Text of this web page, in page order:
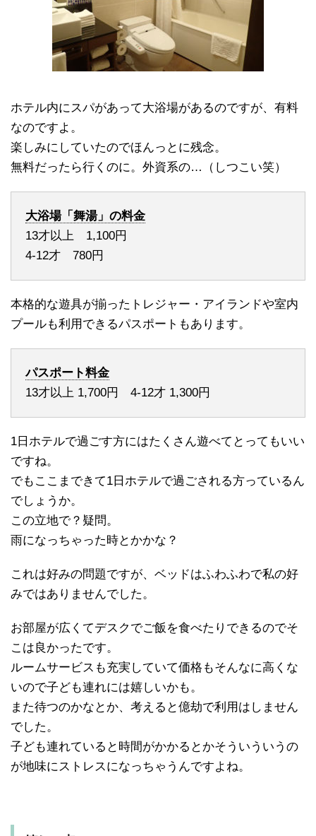
ホテル内にスパがあって大浴場があるのですが、有料
なのですよ。
楽しみにしていたのでほんっとに残念。
無料だったら行くのに。外資系の…（しつこい笑）
大浴場「舞湯」の料金
13才以上 1,100円
4-12才 780円
本格的な遊具が揃ったトレジャー・アイランドや室内
プールも利用できるパスポートもあります。
パスポート料金
13才以上 1,700円 4-12才 1,300円
1日ホテルで過ごす方にはたくさん遊べてとってもいい
ですね。
でもここまできて1日ホテルで過ごされる方っているん
でしょうか。
この立地で？疑問。
雨になっちゃった時とかかな？
これは好みの問題ですが、ベッドはふわふわで私の好
みではありませんでした。
お部屋が広くてデスクでご飯を食べたりできるのでそ
こは良かったです。
ルームサービスも充実していて価格もそんなに高くな
いので子ども連れには嬉しいかも。
また待つのかなとか、考えると億劫で利用はしません
でした。
子ども連れていると時間がかかるとかそういういうの
が地味にストレスになっちゃうんですよね。